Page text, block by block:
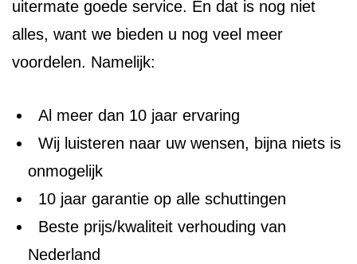
uitermate goede service. En dat is nog niet
alles, want we bieden u nog veel meer
voordelen. Namelijk:
Al meer dan 10 jaar ervaring
Wij luisteren naar uw wensen, bijna niets is
onmogelijk
10 jaar garantie op alle schuttingen
Beste prijs/kwaliteit verhouding van
Nederland